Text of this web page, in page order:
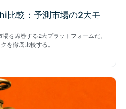
比較：予測市場の2大モ
を席巻する2大プラットフォームだ。
を徹底比較する。